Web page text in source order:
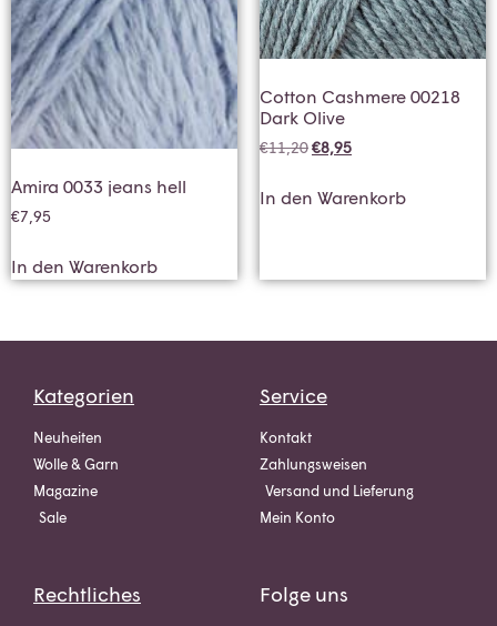
Amira 0033 jeans hell
€7,95
In den Warenkorb
Cotton Cashmere 00218
Dark Olive
€11,20€8,95
In den Warenkorb
Kategorien
Neuheiten
Wolle & Garn
Magazine
Sale
Service
Kontakt
Zahlungsweisen
Versand und Lieferung
Mein Konto
Rechtliches Folge uns